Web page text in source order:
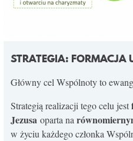
STRATEGIA: FORMACJA
Główny cel Wspólnoty to
Strategią realizacji tego celu jest
Jezusa oparta na
w życiu każdego członka